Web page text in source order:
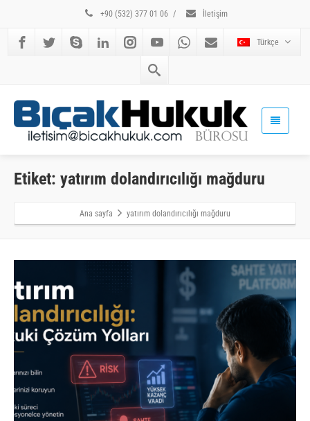
+90 (532) 377 01 06 / İletişim
Türkçe
Etiket: yatırım dolandırıcılığı mağduru
Ana sayfa yatırım dolandırıcılığı mağduru